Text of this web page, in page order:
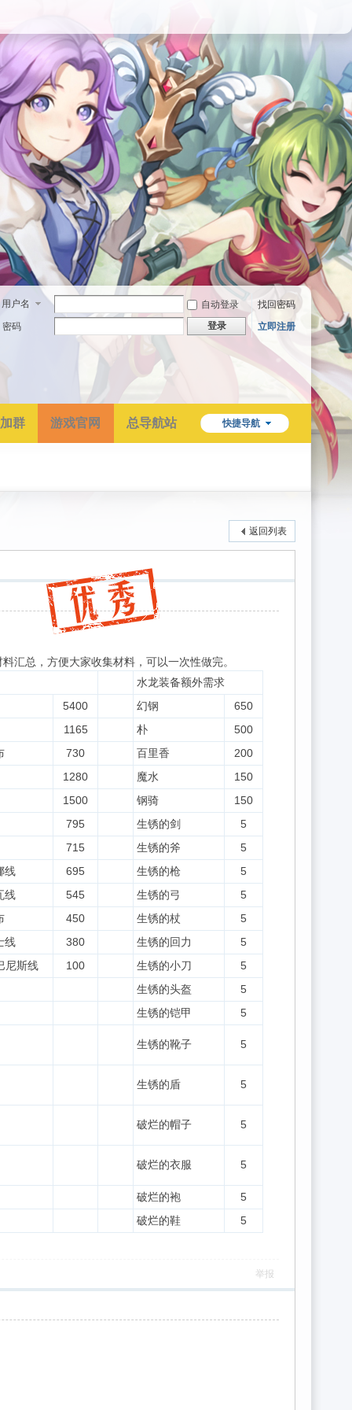
用户名 自动登录
找回密码
密码
登录 立即注册
快捷导航
群 游戏官网 总导航站
返回列表
汇总，方便大家收集材料，可以一次性做完。
水龙装备额外需求
5400
幻钢
650
1165
朴
500
730 百里香
200
1280
魔水
150
1500
钢骑
150
795
生锈的剑
5
715
生锈的斧
5
线
695 生锈的枪
5
线
545 生锈的弓
5
450 生锈的杖
5
线
380 生锈的回力
5
尼斯线
100 生锈的小刀
5
生锈的头盔
5
生锈的铠甲
5
生锈的靴子 5
生锈的盾 5
破烂的帽子 5
破烂的衣服 5
破烂的袍
5
破烂的鞋
5
举报